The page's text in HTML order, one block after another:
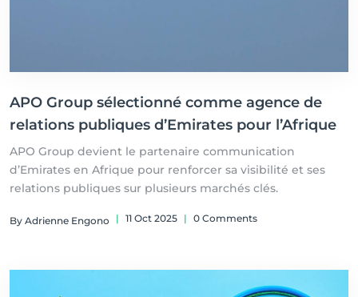
APO Group sélectionné comme agence de
relations publiques d’Emirates pour l’Afrique
APO Group devient le partenaire communication
d’Emirates en Afrique pour renforcer sa visibilité et ses
relations publiques sur plusieurs marchés clés.
By Adrienne Engono | 11 Oct 2025 | 0 Comments